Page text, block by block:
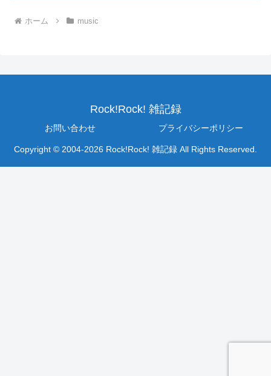
ホーム music
Rock!Rock! 雑記録
お問い合わせ プライバシーポリシー
Copyright © 2004-2026 Rock!Rock! 雑記録 All Rights Reserved.